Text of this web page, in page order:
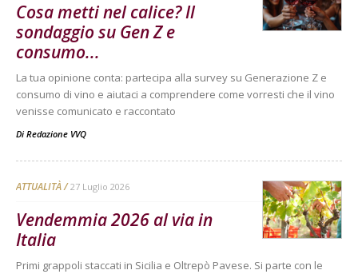
Cosa metti nel calice? Il
sondaggio su Gen Z e
consumo...
La tua opinione conta: partecipa alla survey su Generazione Z e
consumo di vino e aiutaci a comprendere come vorresti che il vino
venisse comunicato e raccontato
Di Redazione VVQ
ATTUALITÀ 27 Luglio 2026
Vendemmia 2026 al via in
Italia
Primi grappoli staccati in Sicilia e Oltrepò Pavese. Si parte con le